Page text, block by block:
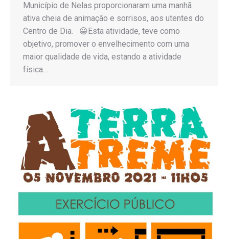
Município de Nelas proporcionaram uma manhã
ativa cheia de animação e sorrisos, aos utentes do
Centro de Dia. 😀Esta atividade, teve como
objetivo, promover o envelhecimento com uma
maior qualidade de vida, estando a atividade
física…